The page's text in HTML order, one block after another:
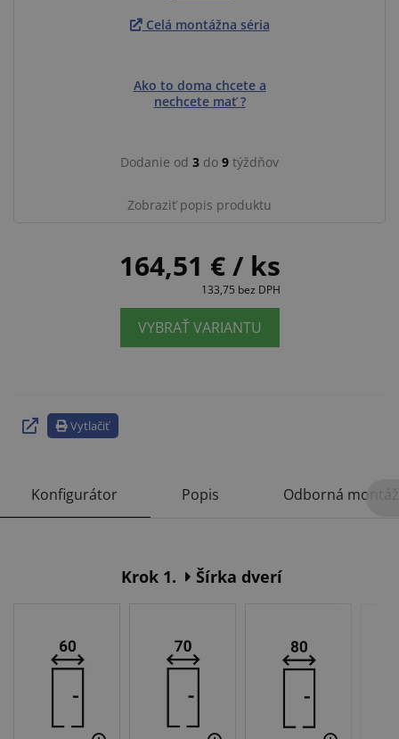
Celá montážna séria
Ako to doma chcete a
nechcete mať ?
Dodanie od 3 do 9 týždňov
Zobraziť popis produktu
164,51 € / ks
133,75 bez DPH
VYBRAŤ VARIANTU
Vytlačiť
Konfigurátor Popis Odborná montáž
Krok 1. Šírka dverí